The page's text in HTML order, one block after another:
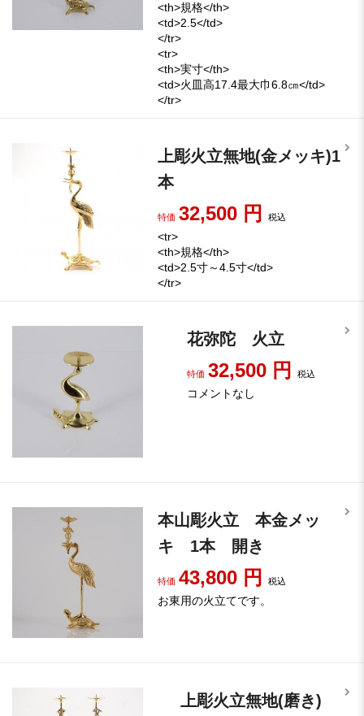
<th>規格</th>
<td>2.5</td>
</tr>
<tr>
<th>実寸</th>
<td>火皿高17.4最大巾6.8㎝</td>
</tr>
上彫火立無地(金メッキ)1
本
特価 32,500 円税込
<tr>
<th>規格</th>
<td>2.5寸～4.5寸</td>
</tr>
花弥陀 火立
特価 32,500 円税込
コメントなし
本山彫火立 本金メッ
キ 1本 開き
特価 43,800 円税込
お東用の火立てです。
上彫火立無地(磨き)